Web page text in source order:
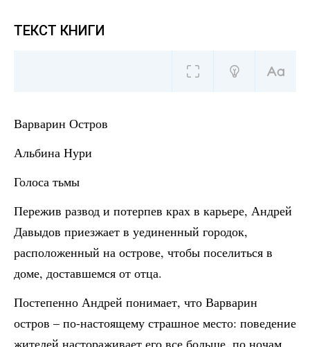
ТЕКСТ КНИГИ
Варварин Остров
Альбина Нури
Голоса тьмы
Пережив развод и потерпев крах в карьере, Андрей
Давыдов приезжает в уединенный городок,
расположенный на острове, чтобы поселиться в
доме, доставшемся от отца.
Постепенно Андрей понимает, что Варварин
остров – по-настоящему страшное место: поведение
жителей настораживает его все больше, по ночам